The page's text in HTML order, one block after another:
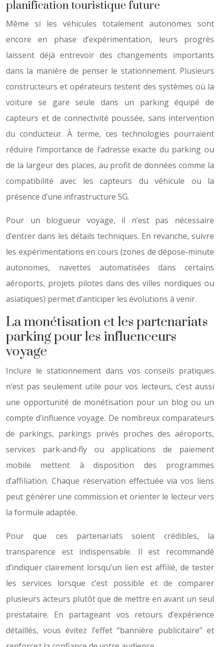
planification touristique future
Même si les véhicules totalement autonomes sont
encore en phase d’expérimentation, leurs progrès
laissent déjà entrevoir des changements importants
dans la manière de penser le stationnement. Plusieurs
constructeurs et opérateurs testent des systèmes où la
voiture se gare seule dans un parking équipé de
capteurs et de connectivité poussée, sans intervention
du conducteur. À terme, ces technologies pourraient
réduire l’importance de l’adresse exacte du parking ou
de la largeur des places, au profit de données comme la
compatibilité avec les capteurs du véhicule ou la
présence d’une infrastructure 5G.
Pour un blogueur voyage, il n’est pas nécessaire
d’entrer dans les détails techniques. En revanche, suivre
les expérimentations en cours (zones de dépose-minute
autonomes, navettes automatisées dans certains
aéroports, projets pilotes dans des villes nordiques ou
asiatiques) permet d’anticiper les évolutions à venir.
La monétisation et les partenariats
parking pour les influenceurs
voyage
Inclure le stationnement dans vos conseils pratiques
n’est pas seulement utile pour vos lecteurs, c’est aussi
une opportunité de monétisation pour un blog ou un
compte d’influence voyage. De nombreux comparateurs
de parkings, parkings privés proches des aéroports,
services park‑and‑fly ou applications de paiement
mobile mettent à disposition des programmes
d’affiliation. Chaque réservation effectuée via vos liens
peut générer une commission et orienter le lecteur vers
la formule adaptée.
Pour que ces partenariats soient crédibles, la
transparence est indispensable. Il est recommandé
d’indiquer clairement lorsqu’un lien est affilié, de tester
les services lorsque c’est possible et de comparer
plusieurs acteurs plutôt que de mettre en avant un seul
prestataire. En partageant vos retours d’expérience
détaillés, vous évitez l’effet “bannière publicitaire” et